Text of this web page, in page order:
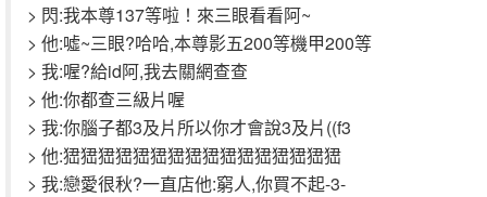
> 閃:我本尊137等啦！來三眼看看阿~
> 他:噓~三眼?哈哈,本尊影五200等機甲200等
> 我:喔?給id阿,我去關網查查
> 他:你都查三級片喔
> 我:你腦子都3及片所以你才會說3及片((f3
> 他:峱峱峱峱峱峱峱峱峱峱峱峱峱峱峱峱
> 我:戀愛很秋?一直店他:窮人,你買不起-3-